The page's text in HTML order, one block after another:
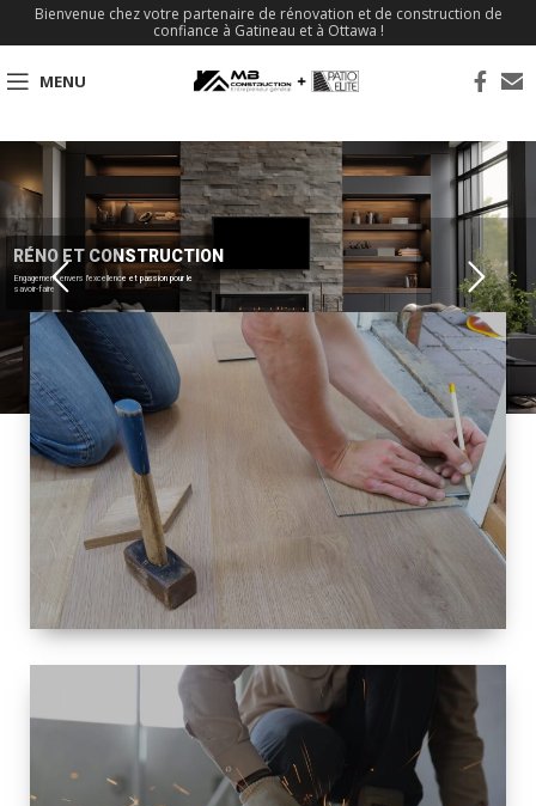
Bienvenue chez votre partenaire de rénovation et de construction de
confiance à Gatineau et à Ottawa !
MENU
Engagement envers l'excellence et passion pour le
savoir-faire
RÉNO ET CONSTRUCTION
TAILLE
PETITE À
GRANDE
RÉNOVATION